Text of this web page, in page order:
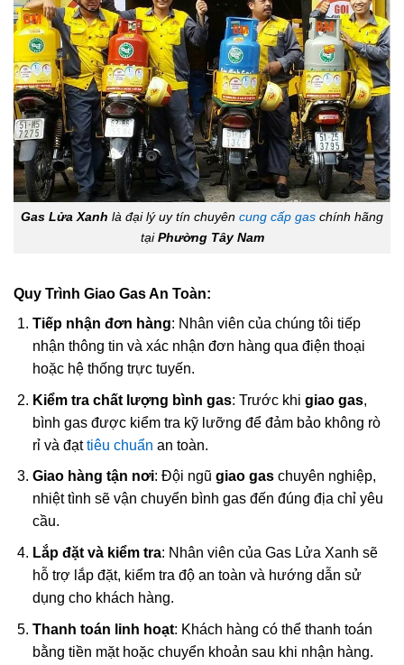
Gas Lửa Xanh là đại lý uy tín chuyên cung cấp gas chính hãng
tạiPhường Tây Nam
Quy Trình Giao Gas An Toàn:
Tiếp nhận đơn hàng: Nhân viên của chúng tôi tiếp
nhận thông tin và xác nhận đơn hàng qua điện thoại
hoặc hệ thống trực tuyến.
Kiểm tra chất lượng bình gas: Trước khi giao gas,
bình gas được kiểm tra kỹ lưỡng để đảm bảo không rò
rỉ và đạttiêu chuẩn an toàn.
Giao hàng tận nơi: Đội ngũ giao gaschuyên nghiệp,
nhiệt tình sẽ vận chuyển bình gas đến đúng địa chỉ yêu
cầu.
Lắp đặt và kiểm tra: Nhân viên của Gas Lửa Xanh sẽ
hỗ trợ lắp đặt, kiểm tra độ an toàn và hướng dẫn sử
dụng cho khách hàng.
Thanh toán linh hoạt: Khách hàng có thể thanh toán
bằng tiền mặt hoặc chuyển khoản sau khi nhận hàng.